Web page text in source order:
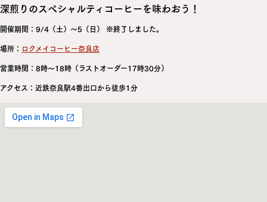
深煎りのスペシャルティコーヒーを味わおう！
開催期間：9/4（土）～5（日） ※終了しました。
場所： ロクメイコーヒー奈良店
営業時間：8時～18時（ラストオーダー17時30分）
アクセス：近鉄奈良駅4番出口から徒歩1分